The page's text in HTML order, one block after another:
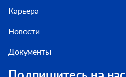
Карьера
Новости
Документы